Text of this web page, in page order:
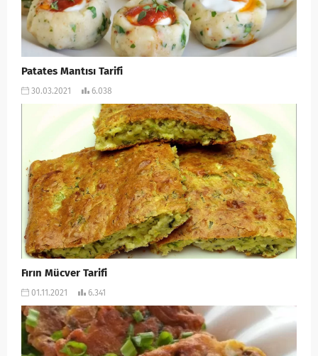
Patates Mantısı Tarifi
30.03.2021 6.038
Fırın Mücver Tarifi
01.11.2021 6.341